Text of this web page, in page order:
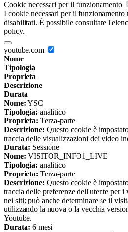
Cookie necessari per il funzionamento
I cookie necessari per il funzionamento
disabilitati. È possibile consultare
policy.
youtube.com
Nome
Tipologia
Proprieta
Descrizione
Durata
Nome: YSC
Tipologia: analitico
Proprieta: Terza-parte
Descrizione: Questo cookie è
traccia delle visualizzazioni dei video
Durata: Sessione
Nome: VISITOR_INFO1_LIVE
Tipologia: analitico
Proprieta: Terza-parte
Descrizione: Questo cookie è
traccia delle preferenze dell'utente per
nei siti; può anche determinare se il
utilizzando la nuova o la vecchia
Youtube.
Durata: 6 mesi